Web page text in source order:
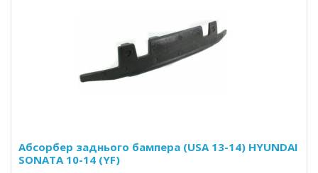
Абсорбер заднього бампера (USA 13-14) HYUNDAI
SONATA 10-14 (YF)